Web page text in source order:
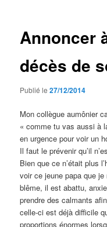
Annoncer
décès de
Publié le27/12/2014
Mon collègue aumônier
« comme tu vas aussi à
en urgence pour voir un
Il faut le prévenir qu’il
Bien que ce n’était plus
voir ce jeune papa que je
blême, il est abattu,
prendre des calmants
celle-ci est déjà difficile
proportions énormes